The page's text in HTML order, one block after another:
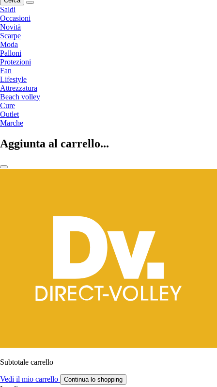
Saldi
Occasioni
Novità
Scarpe
Moda
Palloni
Protezioni
Fan
Lifestyle
Attrezzatura
Beach volley
Cure
Outlet
Marche
Aggiunta al carrello...
Subtotale carrello
Vedi il mio carrello Continua lo shopping